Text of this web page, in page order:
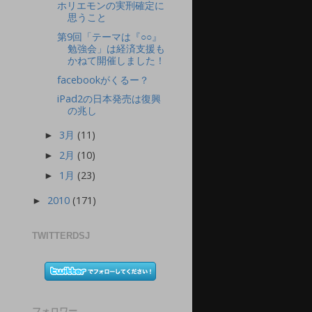
ホリエモンの実刑確定に
思うこと
第9回「テーマは『○○』
勉強会」は経済支援も
かねて開催しました！
facebookがくるー？
iPad2の日本発売は復興
の兆し
► 3月 (11)
► 2月 (10)
► 1月 (23)
► 2010 (171)
TWITTERDSJ